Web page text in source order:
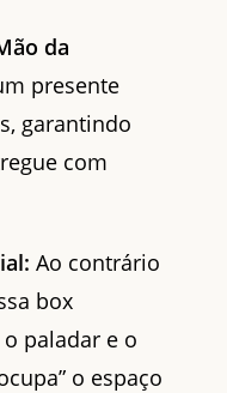
da
presente
garantindo
com
Ao contrário
box
paladar e o
o espaço